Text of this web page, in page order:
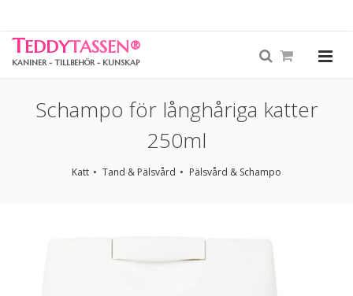
TEDDYTASSEN®
KANINER - TILLBEHÖR - KUNSKAP
Schampo för långhåriga katter
250ml
Katt Tand & Pälsvård Pälsvård & Schampo